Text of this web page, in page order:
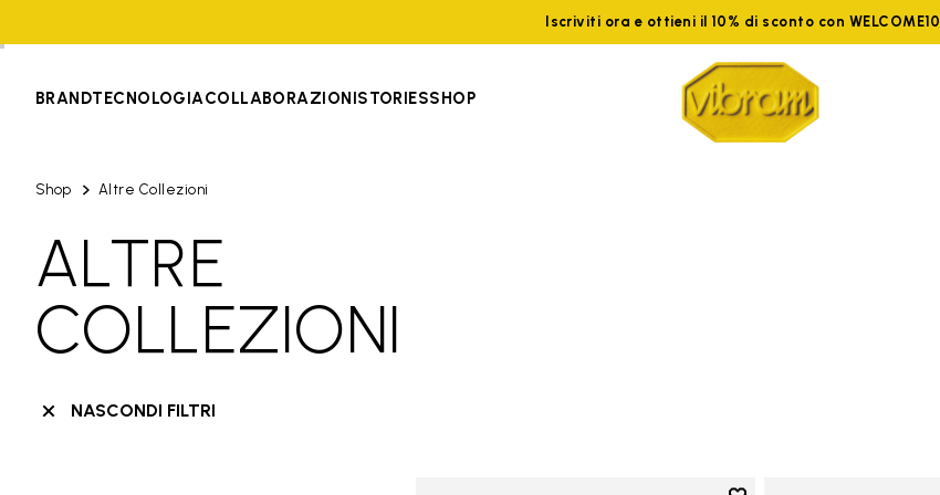
Iscriviti ora e ottieni il 10% di sconto con WELCOME10
BRANDTECNOLOGIACOLLABORAZIONISTORIESSHOP
Shop Altre Collezioni
ALTRE
COLLEZIONI
NASCONDI FILTRI